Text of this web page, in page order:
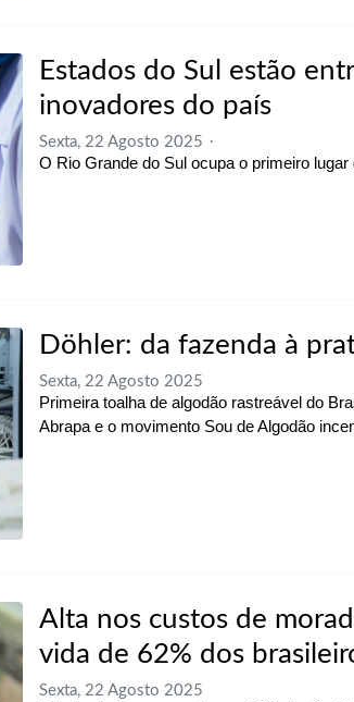
Estados do Sul estão
inovadores do país
Sexta, 22 Agosto 2025
O Rio Grande do Sul ocupa o primeiro lugar
Döhler: da fazenda à
Sexta, 22 Agosto 2025
Primeira toalha de algodão rastreável do
Abrapa e o movimento Sou de Algodão
Alta nos custos de
vida de 62% dos
Sexta, 22 Agosto 2025